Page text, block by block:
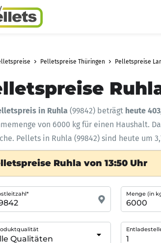
Pelletspreise Thüringen Pelletspreise
in Ruhla (99842) beträgt heute
von 6000 kg für einen Haushalt.
Pellets in Ruhla (99842) sind heute um
Ruhla von 13:50 Uhr
Menge (in